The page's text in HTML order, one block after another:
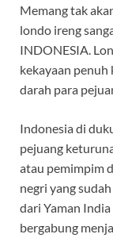
Memang tak
londo ireng
INDONESIA.
kekayaan penuh
darah para
Indonesia di
pejuang
atau pemimpim
negri yang
dari Yaman
bergabung